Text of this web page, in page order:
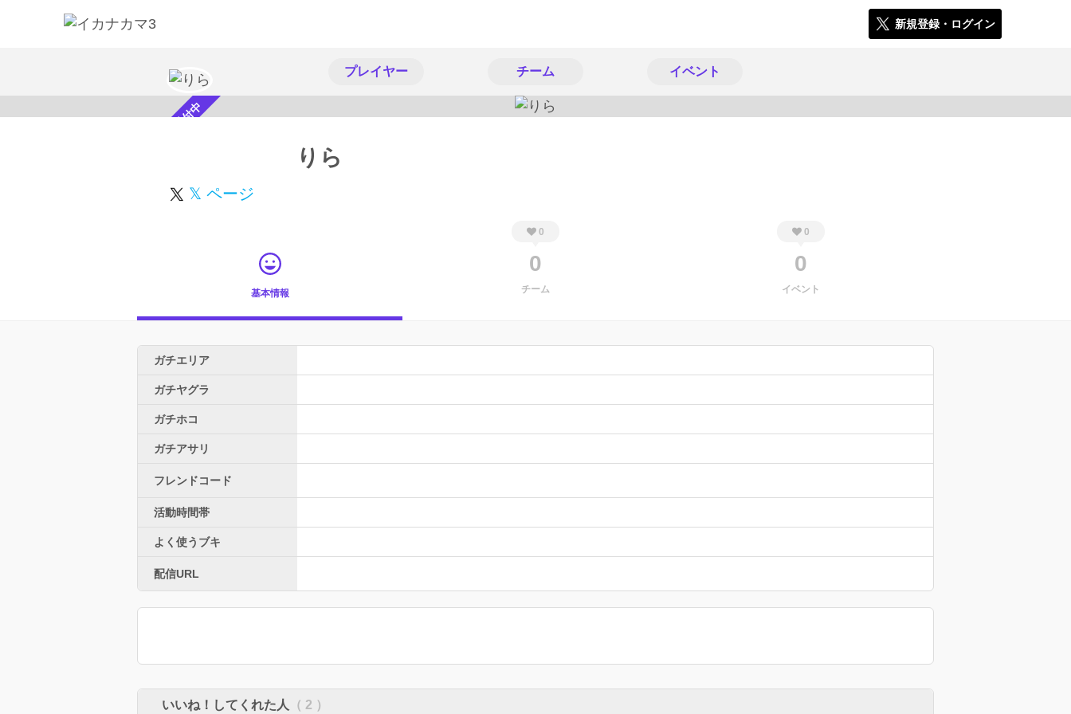
新規登録・ログイン
プレイヤー チーム イベント
スカウト受付中 りら
𝕏 ページ
基本情報
0
0
チーム
0
0
イベント
ガチエリア
ガチヤグラ
ガチホコ
ガチアサリ
フレンドコード
活動時間帯
よく使うブキ
配信URL
いいね！してくれた人 （ 2 ）